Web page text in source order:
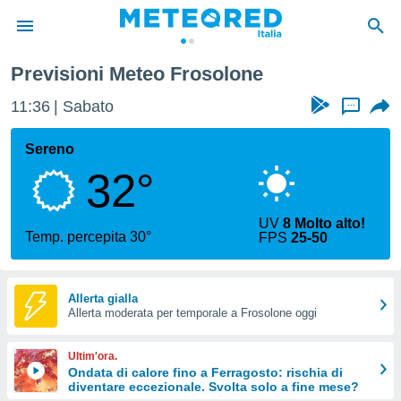
di
per
le
di
Web
le
Previsioni Meteo Frosolone
11:36 Sabato ...
Sereno
32°
Temp. percepita 30°
UV8 Molto alto!
FPS25-50
Allerta gialla
Allerta moderata per temporale a Frosolone oggi
Ultim'ora.
Ondata di calore fino a Ferragosto: rischia di
diventare eccezionale. Svolta solo a fine mese?